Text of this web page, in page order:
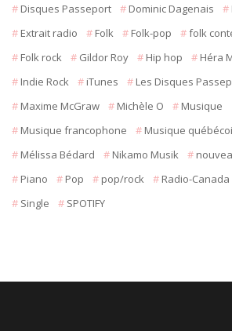
Disques Passeport
Dominic Dagenais
Extrait radio
Folk Folk-pop
folk
Folk rock
Gildor Roy Hip hop Héra
Indie Rock
iTunes Les Disques
Maxime McGraw
Michèle O
Musique
Musique francophone
Musique
Mélissa Bédard
Nikamo Musik
Piano
Pop pop/rock Radio-Canada
Single
SPOTIFY